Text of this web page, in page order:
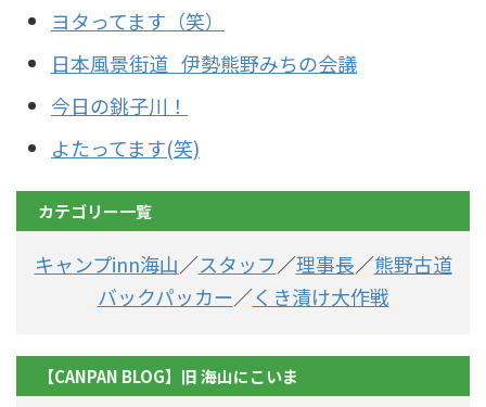
ヨタってます（笑）
日本風景街道 伊勢熊野みちの会議
今日の銚子川！
よたってます(笑)
カテゴリー一覧
キャンプinn海山／スタッフ／理事長／熊野古道
バックパッカー／くき漬け大作戦
【CANPAN BLOG】旧 海山にこいま